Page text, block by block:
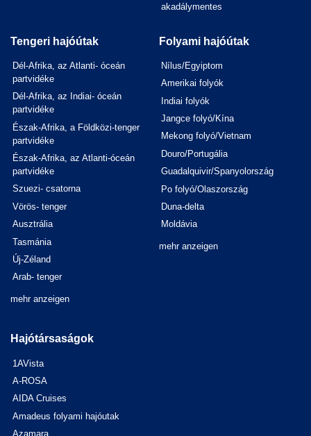
akadálymentes
Tengeri hajóútak
Dél-Afrika, az Atlanti- óceán
partvidéke
Dél-Afrika, az Indiai- óceán
partvidéke
Észak-Afrika, a Földközi-tenger
partvidéke
Észak-Afrika, az Atlanti-óceán
partvidéke
Szuezi- csatorna
Vörös- tenger
Ausztrália
Tasmánia
Új-Zéland
Arab- tenger
mehr anzeigen
Folyami hajóútak
Nílus/Egyiptom
Amerikai folyók
Indiai folyók
Jangce folyó/Kína
Mekong folyó/Vietnam
Douro/Portugália
Guadalquivir/Spanyolország
Po folyó/Olaszország
Duna-delta
Moldávia
mehr anzeigen
Hajótársaságok
1AVista
A-ROSA
AIDA Cruises
Amadeus folyami hajóutak
Azamara